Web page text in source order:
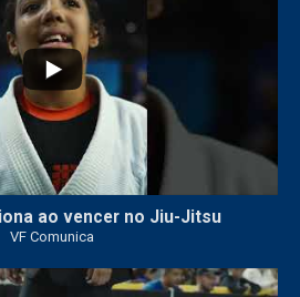
ao vencer no Jiu-Jitsu
VF Comunica